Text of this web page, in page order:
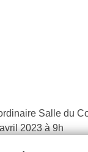
Salle du
2023 à 9h